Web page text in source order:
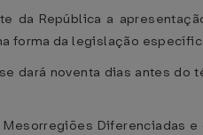
da República a
forma da legislação
dará noventa dias antes do
Diferenciadas